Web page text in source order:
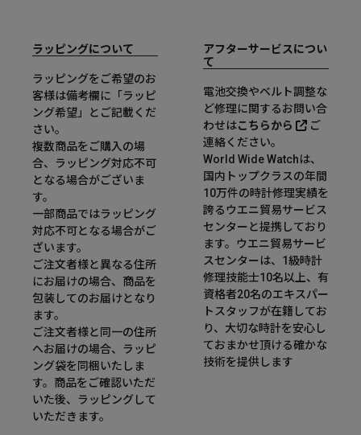
ラッピングについて
ラッピングをご希望のお
客様は備考欄に「ラッピ
ング希望」とご記載くだ
さい。
複数商品をご購入の場
合、ラッピング対応不可
となる場合がございま
す。
一部商品ではラッピング
対応不可となる場合がご
ざいます。
ご注文者様と異なる住所
にお届けの場合、商品を
包装してのお届けとなり
ます。
ご注文者様と同一の住所
へお届けの場合、ラッピ
ング袋を同梱いたしま
す。商品をご確認いただ
いた後、ラッピングして
いただきます。
アフターサービスについ
て
電池交換やベルト調整な
ど修理に関するお問い合
わせはこちらから
ご
連絡ください。
World Wide Watchは、
国内トップクラスの年間
10万件の時計修理実績を
誇るウエニ貿易サービス
センターと提携しており
ます。ウエニ貿易サービ
スセンターは、1級時計
修理技能士10名以上、有
資格者20名のエキスパー
トスタッフが在籍してお
り、大切な時計を安心し
ておまかせ頂ける確かな
技術を提供します